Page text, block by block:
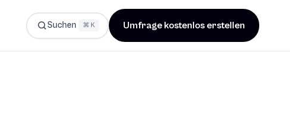
Suchen ⌘ K Umfrage kostenlos erstellen